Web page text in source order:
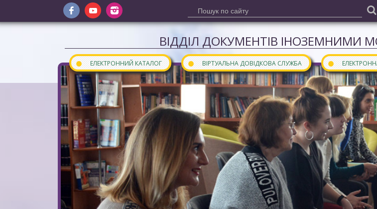
ВІДДІЛ ДОКУМЕНТІВ ІНОЗЕМНИМИ
● ЕЛЕКТРОННИЙ КАТАЛОГ ● ВІРТУАЛЬНА ДОВІДКОВА СЛУЖБА ●